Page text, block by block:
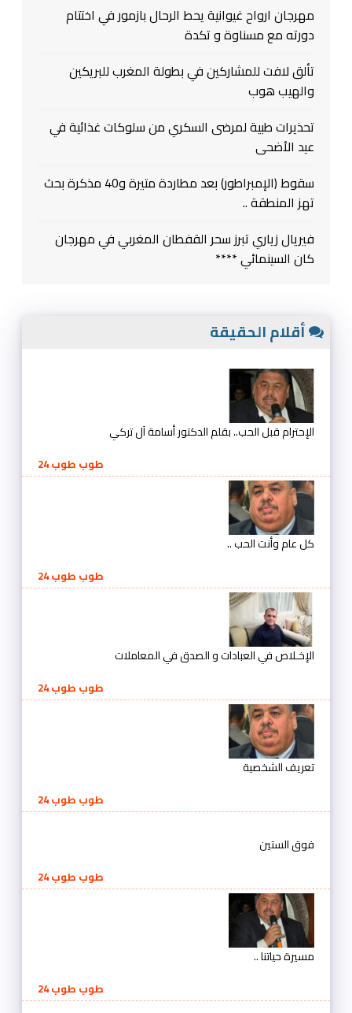
مهرجان ارواح غيوانية يحط الرحال بازمور في اختتام
دورته مع مسناوة و تكدة
تألق لافت للمشاركين في بطولة المغرب للبريكين
والهيب هوب
تحذيرات طبية لمرضى السكري من سلوكات غذائية في
عيد الأضحى
سقوط (الإمبراطور) بعد مطاردة متيرة و40 مذكرة بحث
تهز المنطقة ..
فيريال زياري تبرز سحر القفطان المغربي في مهرجان
كان السينمائي ****
أقلام الحقيقة
الإحترام قبل الحب.. بقلم الدكتور أسامة آل تركي
طوب طوب 24
كل عام وأنت الحب ..
طوب طوب 24
الإخـلاص في العبادات و الصدق في المعاملات
طوب طوب 24
تعريف الشخصية
طوب طوب 24
فوق الستين
طوب طوب 24
مسيرة حياتنا ..
طوب طوب 24